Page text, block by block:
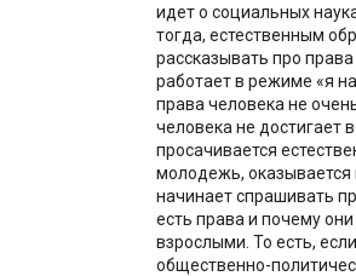
идет о социальных
тогда, естественным
рассказывать про
работает в режиме «я
права человека не
человека не достигает
просачивается
молодежь, оказывается
начинает спрашивать
есть права и почему
взрослыми. То есть,
общественно-